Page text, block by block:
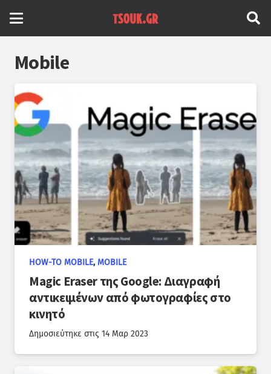
Mobile
HOW-TO MOBILE, MOBILE
Magic Eraser της Google: Διαγραφή
αντικειμένων από φωτογραφίες στο
κινητό
Δημοσιεύτηκε στις 14 Μαρ 2023